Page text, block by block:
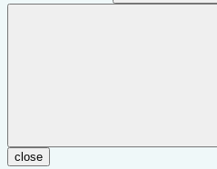
close